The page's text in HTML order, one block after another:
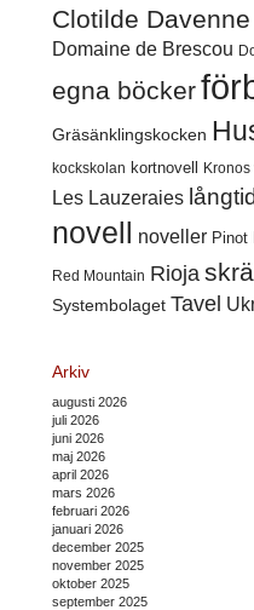
Clotilde Davenne
Domaine de Brescou
egna böcker
Gräsänklingskocken
kockskolan kortnovell Kronos
Les Lauzeraies
novell noveller Pinot
Red Mountain Rioja
Systembolaget Tavel
Arkiv
augusti 2026
juli 2026
juni 2026
maj 2026
april 2026
mars 2026
februari 2026
januari 2026
december 2025
november 2025
oktober 2025
september 2025